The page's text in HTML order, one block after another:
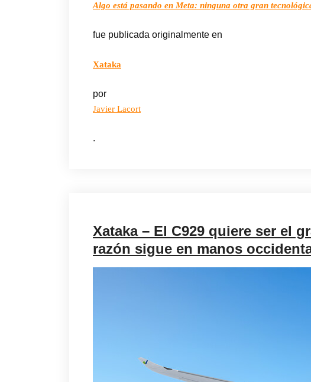
Algo está pasando en Meta: ninguna otra gran
fue publicada originalmente en
Xataka
por
Javier Lacort
.
Xataka – El C929 quiere ser el
razón sigue en manos